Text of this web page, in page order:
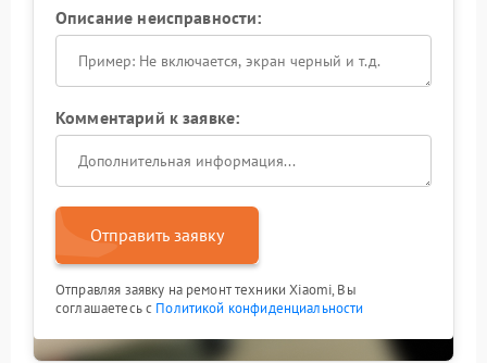
Описание неисправности:
Комментарий к заявке:
Отправить заявку
Отправляя заявку на ремонт техники Xiaomi, Вы
соглашаетесь с Политикой конфиденциальности